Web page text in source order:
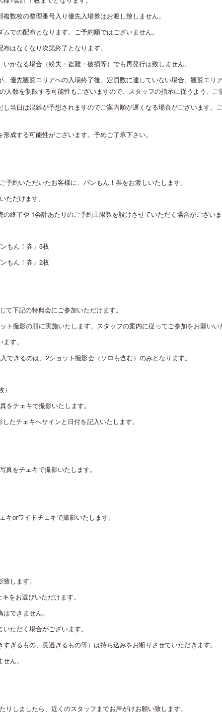
数枚の整理番号入り優先入場券はお渡し致しません。
での配布となります。ご予約順ではございません。
はなくなり次第終了となります。
かなる場合（紛失・盗難・破損等）でも再発行は致しません。
優先観覧エリアへの入場終了後、定員数に達していない場合、観覧エリ
数を制限する可能性もございますので、スタッフの指示に従うよう、ご
当日は混雑が予想されますのでご案内順が遅くなる場合がございます。
成する可能性がございます。予めご了承下さい。
約いただいたお客様に、バンもん！券をお渡しいたします。
ただけます。
終了や 1会計あたりのご予約上限数を設けさせていただく場合がございま
もん！券」3枚
もん！券」2枚
て下記の特典会にご参加いただけます。
撮影の順に実施いたします。スタッフの案内に従ってご参加をお願いい
す。
できるのは、2ショット撮影会（ソロも含む）のみとなります。
をチェキで撮影いたします。
たチェキへサインと日付を記入いたします。
をチェキで撮影いたします。
orワイドチェキで撮影いたします。
します。
をお選びいただけます。
できません。
ただく場合がございます。
ぎるもの、長過ぎるもの等）は持ち込みをお断りさせていただきます。
ん。
りしましたら、近くのスタッフまでお声がけお願い致します。